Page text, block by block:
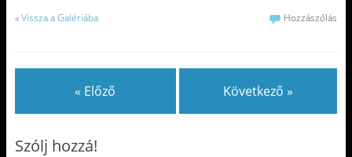
«Vissza a Galériába Hozzászólás
« Előző Következő »
Szólj hozzá!